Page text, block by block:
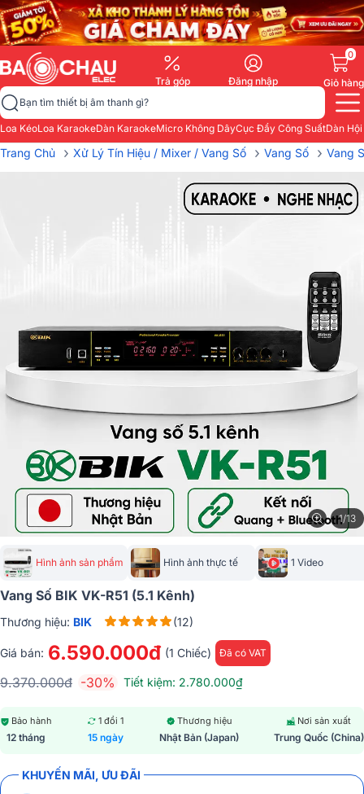
Trả góp Đăng nhập
0
Giỏ hàng
Bạn tìm thiết bị âm thanh gì?
Loa KéoLoa KaraokeDàn KaraokeMicro Không DâyCục Đẩy Công SuấtDàn
Trang Chủ › Xử Lý Tín Hiệu / Mixer / Vang Số › Vang Số › Vang
1/13
Hình ảnh sản phẩm Hình ảnh thực tế 1 Video
Vang Số BIK VK-R51 (5.1 Kênh)
Thương hiệu: BIK (12)
Giá bán: 6.590.000đ (1 Chiếc) Đã có VAT
9.370.000đ -30% Tiết kiệm: 2.780.000₫
Bảo hành
12 tháng
1 đổi 1
15 ngày
Thương hiệu
Nhật Bản (Japan)
Nơi sản xuất
Trung Quốc (China)
KHUYẾN MÃI, ƯU ĐÃI